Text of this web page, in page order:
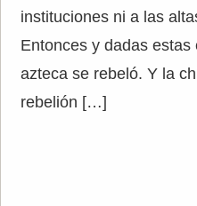
instituciones ni a las
Entonces y dadas
azteca se rebeló. Y la
rebelión […]